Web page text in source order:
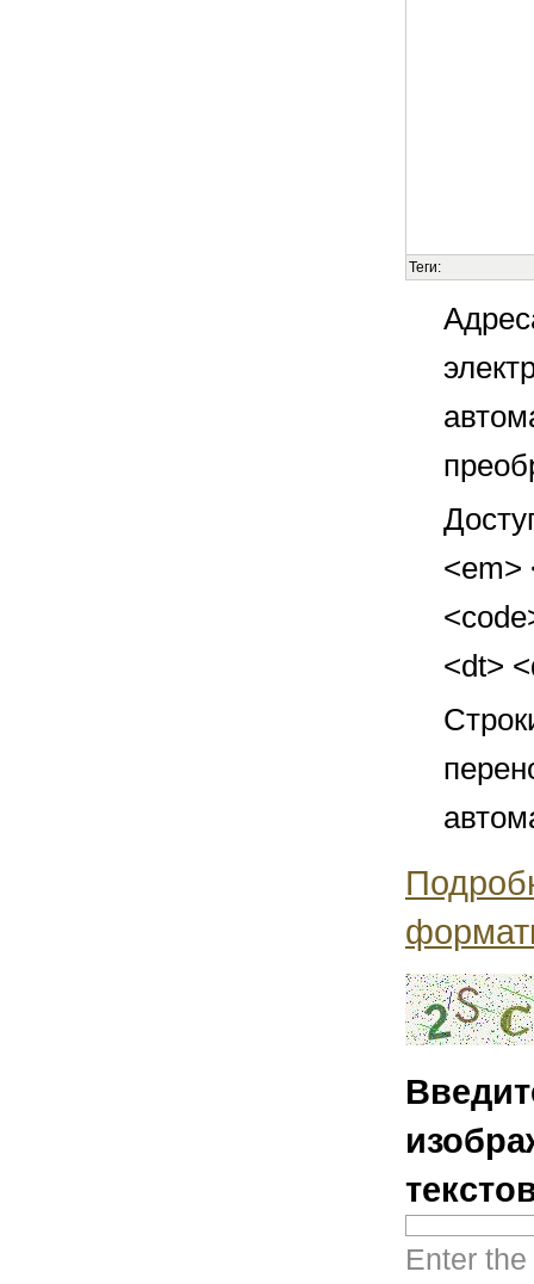
Теги:
<em>
<dt>
Enter